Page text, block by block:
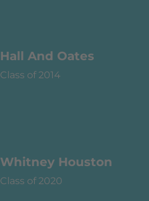
Hall And Oates
Class of 2014
Whitney Houston
Class of 2020